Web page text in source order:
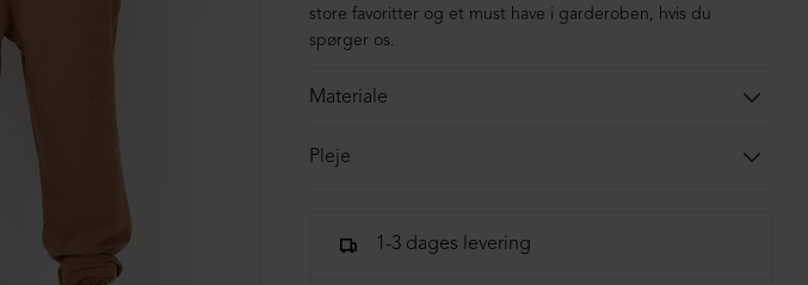
store favoritter og et must have i garderoben, hvis du
spørger os.
Materiale
elastan
Pleje
1-3 dages levering